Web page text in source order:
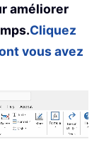
améliorer
Cliquez
vous avez